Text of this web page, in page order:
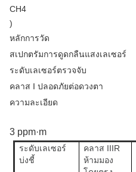
CH4
)
หลักการวัด
สเปกตรัมการดูดกลืนแสงเลเซอร์
ระดับเลเซอร์ตรวจจับ
คลาส I ปลอดภัยต่อดวงตา
ความละเอียด
3 ppm·m
ระดับเลเซอร์
บ่งชี้
คลาส IIIR
ห้ามมอง